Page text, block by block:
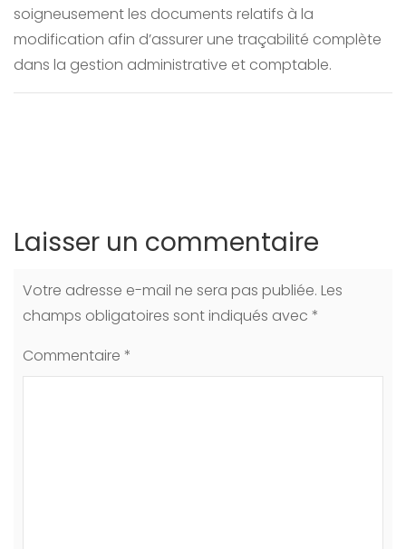
soigneusement les documents relatifs à la
modification afin d’assurer une traçabilité complète
dans la gestion administrative et comptable.
Laisser un commentaire
Votre adresse e-mail ne sera pas publiée. Les
champs obligatoires sont indiqués avec *
Commentaire *